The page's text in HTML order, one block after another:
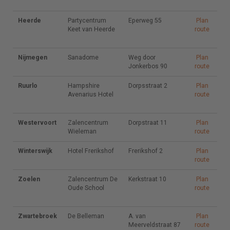
Heerde
Partycentrum
Keet van
Eperweg 55
Nijmegen Sanadome
Weg door
Jonkerbos 90
Ruurlo
Hampshire
Avenarius
Dorpsstraat 2
Westervoort
Zalencentrum
Wieleman
Dorpstraat 11
Winterswijk
Hotel
Frerikshof 2
Zoelen
Zalencentrum
De Oude
Kerkstraat 10
Zwartebroek De Belleman
A. van
Meerveldstraat
route
Partycentrum
Keet van Heerde
Eperweg 55
Plan
route
Sanadome
Weg door
Jonkerbos 90
Plan
route
Hampshire
Avenarius Hotel
Dorpsstraat 2
Plan
route
Zalencentrum
Wieleman
Dorpstraat 11
Plan
route
Hotel Frerikshof Frerikshof 2
Plan
route
Zalencentrum De
Oude School
Kerkstraat 10
Plan
route
De Belleman
A. van
Meerveldstraat 87
Plan
route